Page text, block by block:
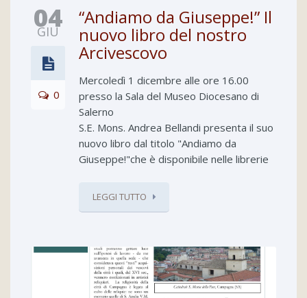
04
GIU
0
“Andiamo da Giuseppe!” Il
nuovo libro del nostro
Arcivescovo
Mercoledì 1 dicembre alle ore 16.00
presso la Sala del Museo Diocesano di
Salerno
S.E. Mons. Andrea Bellandi presenta il suo
nuovo libro dal titolo "Andiamo da
Giuseppe!"che è disponibile nelle librerie
LEGGI TUTTO